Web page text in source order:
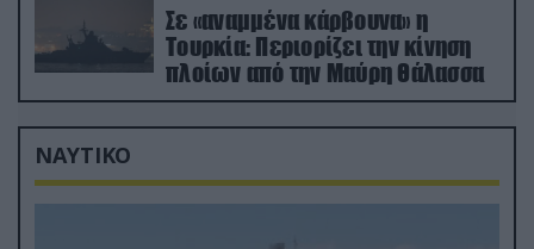
Σε «αναμμένα κάρβουνα» η
Τουρκία: Περιορίζει την κίνηση
πλοίων από την Μαύρη Θάλασσα
ΝΑΥΤΙΚΟ